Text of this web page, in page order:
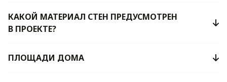
КАКОЙ МАТЕРИАЛ СТЕН ПРЕДУСМОТРЕН
В ПРОЕКТЕ?
ПЛОЩАДИ ДОМА